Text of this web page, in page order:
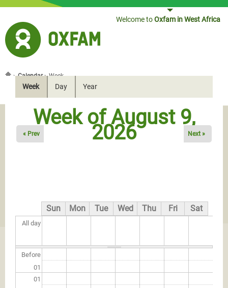
Welcome toOxfam in West Africa
You are here
› Calendar› Week
Secondary tabs
Week(active tab)
Day Year
Week of August 9,
2026
« Prev Next »
Sun Mon Tue Wed Thu Fri Sat
All day
Before
01
01